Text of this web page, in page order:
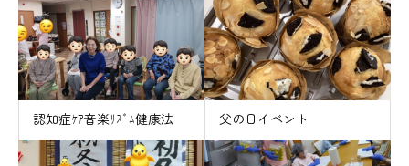
認知症ｹｱ音楽ﾘｽﾞﾑ健康法 父の日イベント